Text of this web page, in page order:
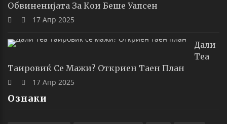
Обвиненијата За Кои Беше Уапсен
17 Апр 2025
Дали
Теа
Таировиќ Се Мажи? Откриен Таен План
17 Апр 2025
Ознаки